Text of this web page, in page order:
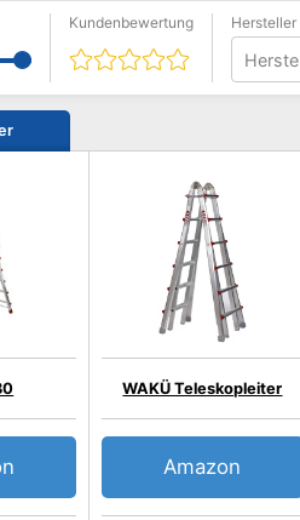
Kundenbewertung Hersteller
WAKÜ Teleskopleiter
Amazon